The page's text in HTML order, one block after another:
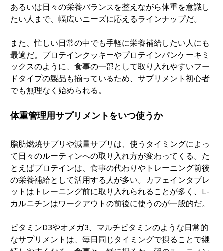
あるいは日々の栄養バランスを整えながら体重を意識し
たい人まで、幅広いニーズに応えるラインナップだ。
また、忙しい日常の中でも手軽に栄養補給したい人にも
最適だ。プロテインクッキーやプロテインパンケーキミ
ックスのように、食事の一部として取り入れやすいフー
ドタイプの製品も揃っているため、サプリメント初心者
でも無理なく始められる。
体重管理用サプリメントをいつ使うか
脂肪燃焼サプリや減量サプリは、使うタイミングによっ
て日々のルーティンへの取り入れ方が変わってくる。た
とえばプロテインは、食事の代わりやトレーニング前後
の栄養補給として活用する人が多い。カフェインタブレ
ットはトレーニング前に取り入れられることが多く、L-
カルニチンはワークアウトの前後に使うのが一般的だ。
ビタミンD3やオメガ3、マルチビタミンのような日常的
なサプリメントは、毎日同じタイミングで摂ることで継